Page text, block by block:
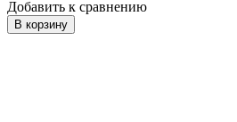
Добавить к сравнению
В корзину